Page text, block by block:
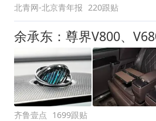
北青网-北京青年报 220跟贴
齐鲁壹点 1699跟贴